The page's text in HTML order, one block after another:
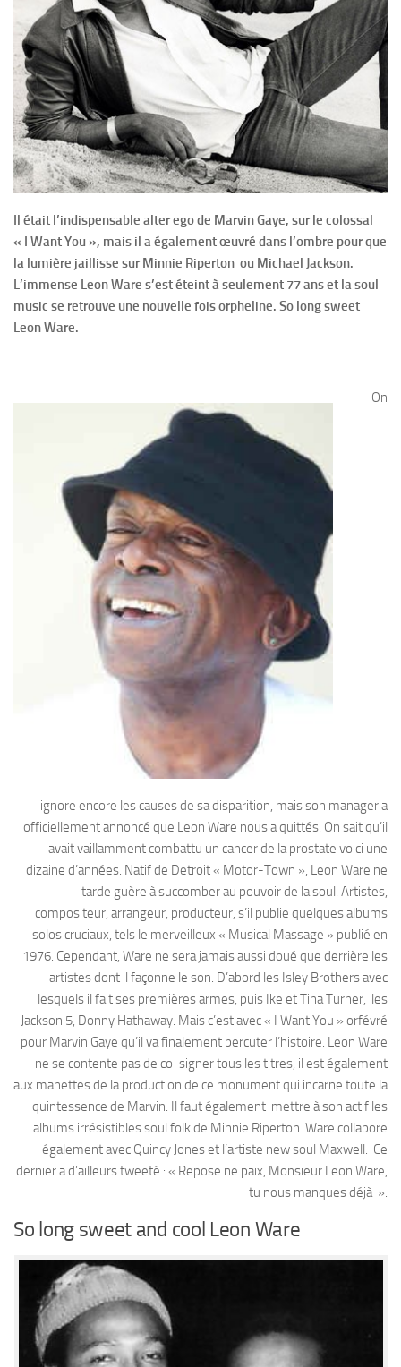
Il était l’indispensable alter ego de Marvin Gaye, sur le colossal
« I Want You », mais il a également œuvré dans l’ombre pour que
la lumière jaillisse sur Minnie Riperton ou Michael Jackson.
L’immense Leon Ware s’est éteint à seulement 77 ans et la soul-
music se retrouve une nouvelle fois orpheline. So long sweet
Leon Ware.
On
ignore encore les causes de sa disparition, mais son manager a
officiellement annoncé que Leon Ware nous a quittés. On sait qu’il
avait vaillamment combattu un cancer de la prostate voici une
dizaine d’années. Natif de Detroit « Motor-Town », Leon Ware ne
tarde guère à succomber au pouvoir de la soul. Artistes,
compositeur, arrangeur, producteur, s’il publie quelques albums
solos cruciaux, tels le merveilleux « Musical Massage » publié en
1976. Cependant, Ware ne sera jamais aussi doué que derrière les
artistes dont il façonne le son. D’abord les Isley Brothers avec
lesquels il fait ses premières armes, puis Ike et Tina Turner, les
Jackson 5, Donny Hathaway. Mais c’est avec « I Want You » orfévré
pour Marvin Gaye qu’il va finalement percuter l’histoire. Leon Ware
ne se contente pas de co-signer tous les titres, il est également
aux manettes de la production de ce monument qui incarne toute la
quintessence de Marvin. Il faut également mettre à son actif les
albums irrésistibles soul folk de Minnie Riperton. Ware collabore
également avec Quincy Jones et l’artiste new soul Maxwell. Ce
dernier a d’ailleurs tweeté : « Repose ne paix, Monsieur Leon Ware,
tu nous manques déjà ».
So long sweet and cool Leon Ware